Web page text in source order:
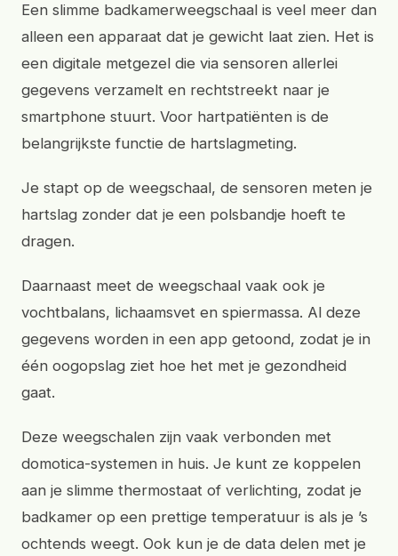
Een slimme badkamerweegschaal is veel meer dan
alleen een apparaat dat je gewicht laat zien. Het is
een digitale metgezel die via sensoren allerlei
gegevens verzamelt en rechtstreekt naar je
smartphone stuurt. Voor hartpatiënten is de
belangrijkste functie de hartslagmeting.
Je stapt op de weegschaal, de sensoren meten je
hartslag zonder dat je een polsbandje hoeft te
dragen.
Daarnaast meet de weegschaal vaak ook je
vochtbalans, lichaamsvet en spiermassa. Al deze
gegevens worden in een app getoond, zodat je in
één oogopslag ziet hoe het met je gezondheid
gaat.
Deze weegschalen zijn vaak verbonden met
domotica-systemen in huis. Je kunt ze koppelen
aan je slimme thermostaat of verlichting, zodat je
badkamer op een prettige temperatuur is als je ’s
ochtends weegt. Ook kun je de data delen met je